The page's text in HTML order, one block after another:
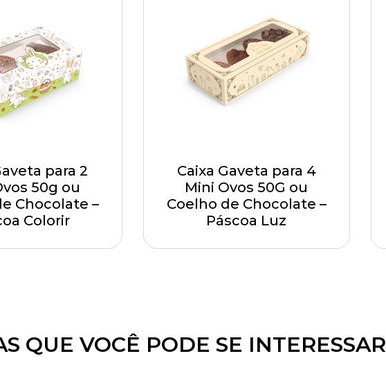
para 2
50g ou
Chocolate –
Colorir
Caixa Gaveta para 4
Mini Ovos 50G ou
Coelho de Chocolate –
Páscoa Luz
QUE VOCÊ PODE SE INTERESSAR